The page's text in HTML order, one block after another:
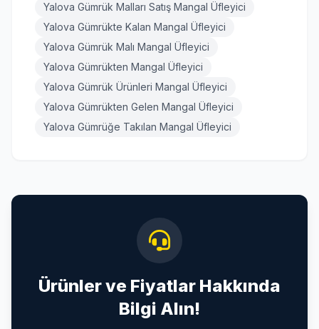
Yalova Gümrük Malları Satış Mangal Üfleyici
Yalova Gümrükte Kalan Mangal Üfleyici
Yalova Gümrük Malı Mangal Üfleyici
Yalova Gümrükten Mangal Üfleyici
Yalova Gümrük Ürünleri Mangal Üfleyici
Yalova Gümrükten Gelen Mangal Üfleyici
Yalova Gümrüğe Takılan Mangal Üfleyici
Ürünler ve Fiyatlar Hakkında
Bilgi Alın!